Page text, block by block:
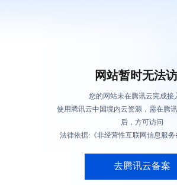
网站暂时无法
您的网站未在腾讯云完成接
使用腾讯云中国境内云资源，需在腾
后，方可访问
法律依据:《非经营性互联网信息服务
去腾讯云备案